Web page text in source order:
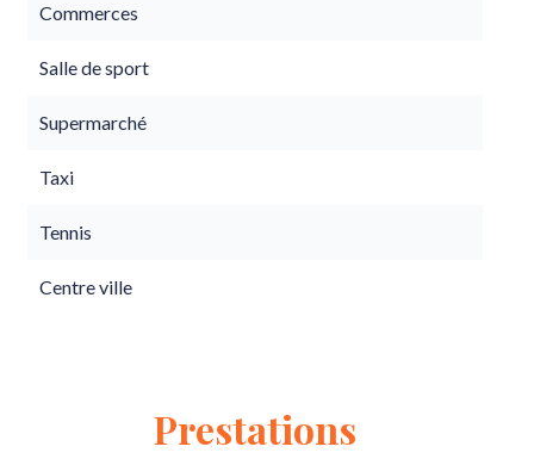
Commerces
Salle de sport
Supermarché
Taxi
Tennis
Centre ville
Prestations